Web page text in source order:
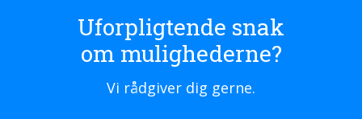
Uforpligtende snak
om mulighederne?
Vi rådgiver dig gerne.